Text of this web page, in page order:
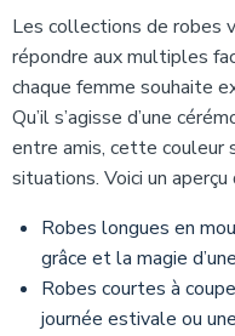
Les collections de robes
répondre aux multiples
chaque femme souhaite
Qu’il s’agisse d’une
entre amis, cette couleur
situations. Voici un
Robes longues en
grâce et la magie
Robes courtes à
journée estivale ou